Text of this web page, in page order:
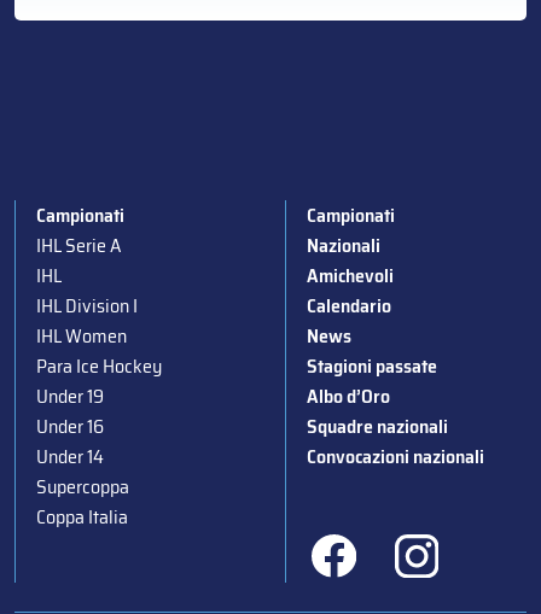
Campionati
IHL Serie A
IHL
IHL Division I
IHL Women
Para Ice Hockey
Under 19
Under 16
Under 14
Supercoppa
Coppa Italia
Campionati
Nazionali
Amichevoli
Calendario
News
Stagioni passate
Albo d’Oro
Squadre nazionali
Convocazioni nazionali